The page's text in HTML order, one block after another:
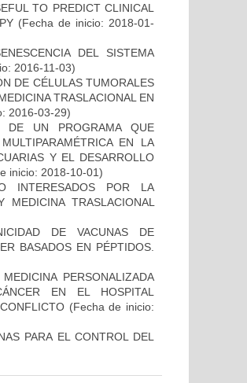
TO PREDICT CLINICAL
(Fecha de inicio: 2018-01-
DEL SISTEMA
2016-11-03)
DE CÉLULAS TUMORALES
TRASLACIONAL EN
2016-03-29)
DE UN PROGRAMA QUE
EN LA
Y EL DESARROLLO
inicio: 2018-10-01)
INTERESADOS POR LA
TRASLACIONAL
DE VACUNAS DE
BASADOS EN PÉPTIDOS.
PERSONALIZADA
EN EL HOSPITAL
(Fecha de inicio:
PARA EL CONTROL DEL